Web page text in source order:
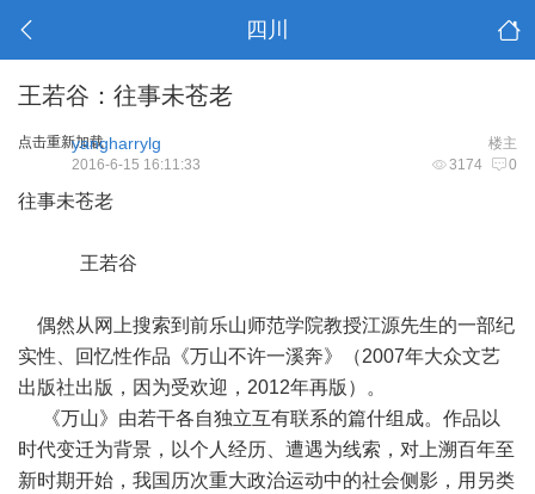
四川
王若谷：往事未苍老
点击重新加载 楼主
yangharrylg
3174 0
2016-6-15 16:11:33
往事未苍老
王若谷
偶然从网上搜索到前乐山师范学院教授江源先生的一部纪
实性、回忆性作品《万山不许一溪奔》（2007年大众文艺
出版社出版，因为受欢迎，2012年再版）。
《万山》由若干各自独立互有联系的篇什组成。作品以
时代变迁为背景，以个人经历、遭遇为线索，对上溯百年至
新时期开始，我国历次重大政治运动中的社会侧影，用另类